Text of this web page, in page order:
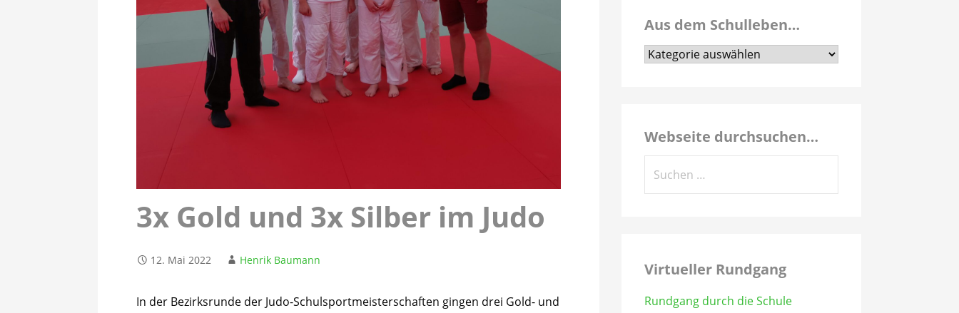
3x Gold und 3x Silber im Judo
12. Mai 2022 Henrik Baumann
In der Bezirksrunde der Judo-Schulsportmeisterschaften gingen drei Gold- und
Aus dem Schulleben…
Aus
Webseite durchsuchen…
Virtueller Rundgang
Rundgang durch die Schule